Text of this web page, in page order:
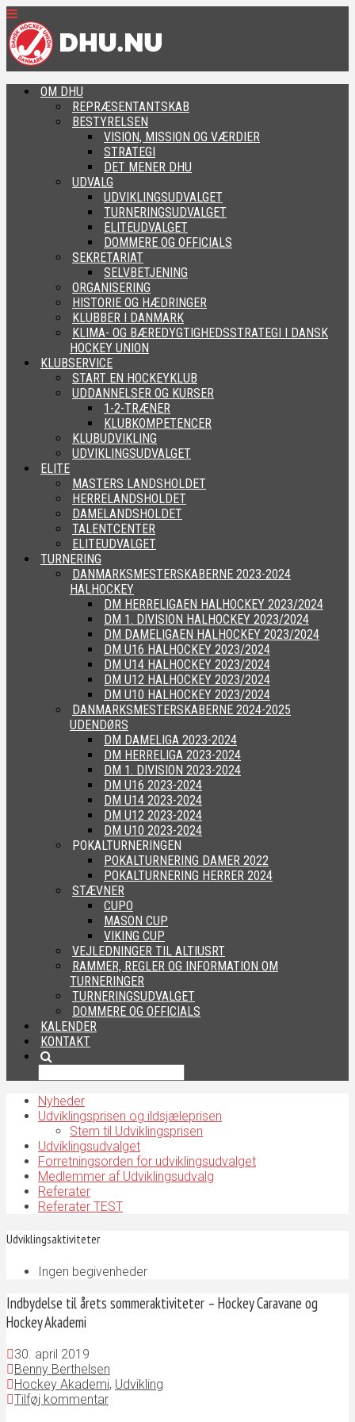
OM DHU
REPRÆSENTANTSKAB
BESTYRELSEN
VISION, MISSION OG VÆRDIER
STRATEGI
DET MENER DHU
UDVALG
UDVIKLINGSUDVALGET
TURNERINGSUDVALGET
ELITEUDVALGET
DOMMERE OG OFFICIALS
SEKRETARIAT
SELVBETJENING
ORGANISERING
HISTORIE OG HÆDRINGER
KLUBBER I DANMARK
KLIMA- OG BÆREDYGTIGHEDSSTRATEGI I DANSK
HOCKEY UNION
KLUBSERVICE
START EN HOCKEYKLUB
UDDANNELSER OG KURSER
1-2-TRÆNER
KLUBKOMPETENCER
KLUBUDVIKLING
UDVIKLINGSUDVALGET
ELITE
MASTERS LANDSHOLDET
HERRELANDSHOLDET
DAMELANDSHOLDET
TALENTCENTER
ELITEUDVALGET
TURNERING
DANMARKSMESTERSKABERNE 2023-2024
HALHOCKEY
DM HERRELIGAEN HALHOCKEY 2023/2024
DM 1. DIVISION HALHOCKEY 2023/2024
DM DAMELIGAEN HALHOCKEY 2023/2024
DM U16 HALHOCKEY 2023/2024
DM U14 HALHOCKEY 2023/2024
DM U12 HALHOCKEY 2023/2024
DM U10 HALHOCKEY 2023/2024
DANMARKSMESTERSKABERNE 2024-2025
UDENDØRS
DM DAMELIGA 2023-2024
DM HERRELIGA 2023-2024
DM 1. DIVISION 2023-2024
DM U16 2023-2024
DM U14 2023-2024
DM U12 2023-2024
DM U10 2023-2024
POKALTURNERINGEN
POKALTURNERING DAMER 2022
POKALTURNERING HERRER 2024
STÆVNER
CUPO
MASON CUP
VIKING CUP
VEJLEDNINGER TIL ALTIUSRT
RAMMER, REGLER OG INFORMATION OM
TURNERINGER
TURNERINGSUDVALGET
DOMMERE OG OFFICIALS
KALENDER
KONTAKT
Nyheder
Udviklingsprisen og ildsjæleprisen
Stem til Udviklingsprisen
Udviklingsudvalget
Forretningsorden for udviklingsudvalget
Medlemmer af Udviklingsudvalg
Referater
Referater TEST
Udviklingsaktiviteter
Ingen begivenheder
Indbydelse til årets sommeraktiviteter – Hockey Caravane og
Hockey Akademi
30. april 2019
Benny Berthelsen
Hockey Akademi, Udvikling
Tilføj kommentar